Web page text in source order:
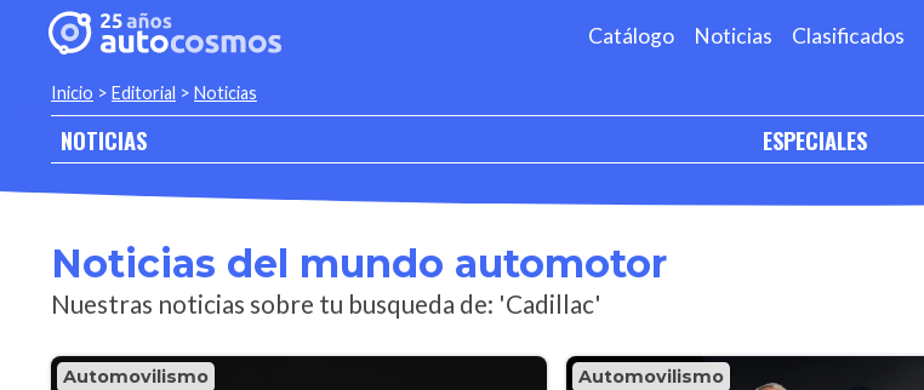
Catálogo Noticias Clasificados
Inicio > Editorial > Noticias
NOTICIAS ESPECIALES
Noticias del mundo automotor
Nuestras noticias sobre tu busqueda de: 'Cadillac'
Automovilismo Automovilismo